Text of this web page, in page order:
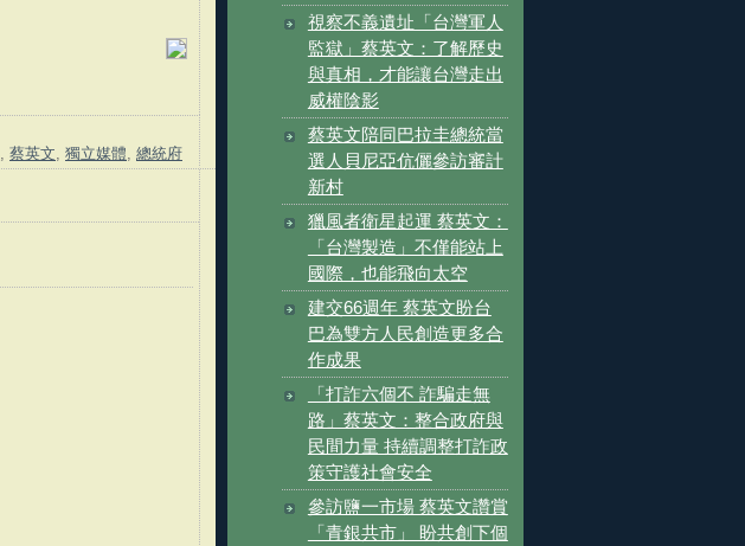
蔡英文 獨立媒體 總統府
視察不義遺址「台灣軍人
監獄」蔡英文：了解歷史
與真相，才能讓台灣走出
威權陰影
蔡英文陪同巴拉圭總統當
選人貝尼亞伉儷參訪審計
新村
獵風者衛星起運 蔡英文：
「台灣製造」不僅能站上
國際，也能飛向太空
建交66週年 蔡英文盼台
巴為雙方人民創造更多合
作成果
「打詐六個不 詐騙走無
路」蔡英文：整合政府與
民間力量 持續調整打詐政
策守護社會安全
參訪鹽一市場 蔡英文讚賞
「青銀共市」 盼共創下個